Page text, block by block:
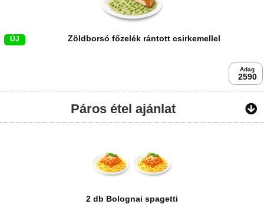
ÚJ Zöldborsó főzelék rántott csirkemellel
Adag
2590
Páros étel ajánlat
2 db Bolognai spagetti